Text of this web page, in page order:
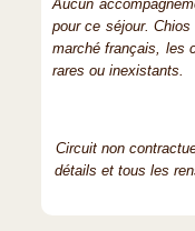
Aucun
pour ce séjour.
marché français, les
rares ou inexistants.
Circuit non
détails et tous les